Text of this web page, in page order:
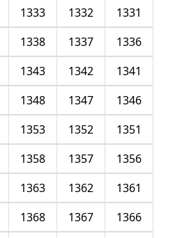
1331
1332
1333
1336
1337
1338
1341
1342
1343
1346
1347
1348
1351
1352
1353
1356
1357
1358
1361
1362
1363
1366
1367
1368